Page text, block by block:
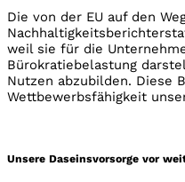
Die von der EU auf den
weil sie für die
Bürokratiebelastung
Nutzen abzubilden. Diese
Wettbewerbsfähigkeit
Unsere Daseinsvorsorge vor